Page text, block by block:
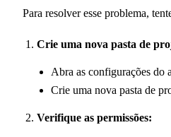
Para resolver esse problema,
Crie uma nova pasta de
Abra as configurações do
Crie uma nova pasta de
Verifique as permissões: